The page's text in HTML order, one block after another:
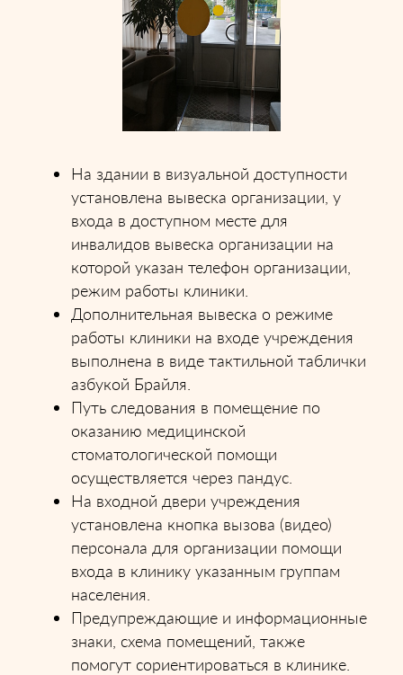
На здании в визуальной доступности
установлена вывеска организации, у
входа в доступном месте для
инвалидов вывеска организации на
которой указан телефон организации,
режим работы клиники.
Дополнительная вывеска о режиме
работы клиники на входе учреждения
выполнена в виде тактильной таблички
азбукой Брайля.
Путь следования в помещение по
оказанию медицинской
стоматологической помощи
осуществляется через пандус.
На входной двери учреждения
установлена кнопка вызова (видео)
персонала для организации помощи
входа в клинику указанным группам
населения.
Предупреждающие и информационные
знаки, схема помещений, также
помогут сориентироваться в клинике.